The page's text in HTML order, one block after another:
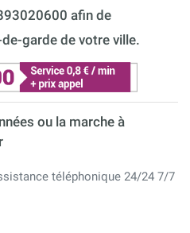
afin de
garde de votre ville.
ou la marche à
téléphonique 24/24 7/7